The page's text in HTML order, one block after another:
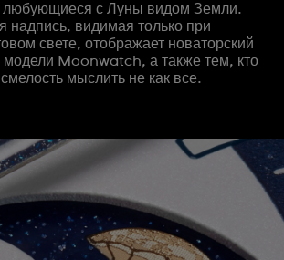
любующиеся с Луны видом Земли.
надпись, видимая только при
свете, отображает новаторский
модели Moonwatch, а также тем, кто
мыслить не как все.